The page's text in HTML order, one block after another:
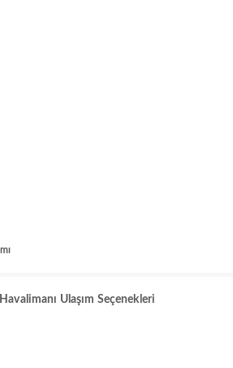
Ulaşım Seçenekleri